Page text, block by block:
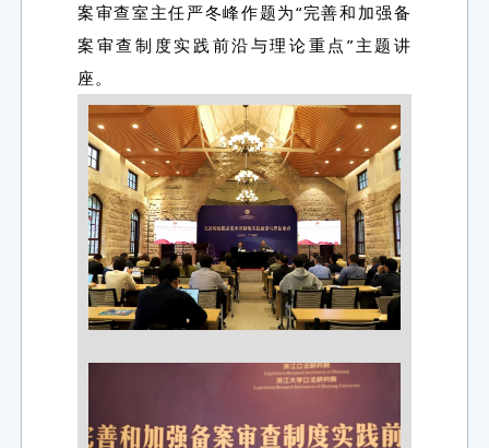
案审查室主任严冬峰作题为“完善和加强备
案审查制度实践前沿与理论重点”主题讲
座。